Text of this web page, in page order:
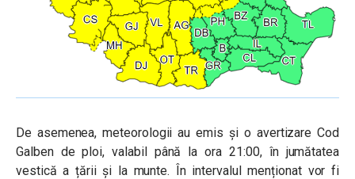
De asemenea, meteorologii au emis și o avertizare Cod
Galben de ploi, valabil până la ora 21:00, în jumătatea
vestică a țării și la munte. În intervalul menționat vor fi